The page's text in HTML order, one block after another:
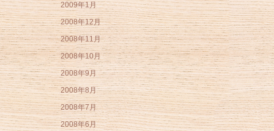
2009年1月
2008年12月
2008年11月
2008年10月
2008年9月
2008年8月
2008年7月
2008年6月